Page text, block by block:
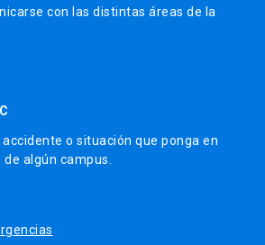
con las distintas áreas de la
o situación que ponga en
algún campus.